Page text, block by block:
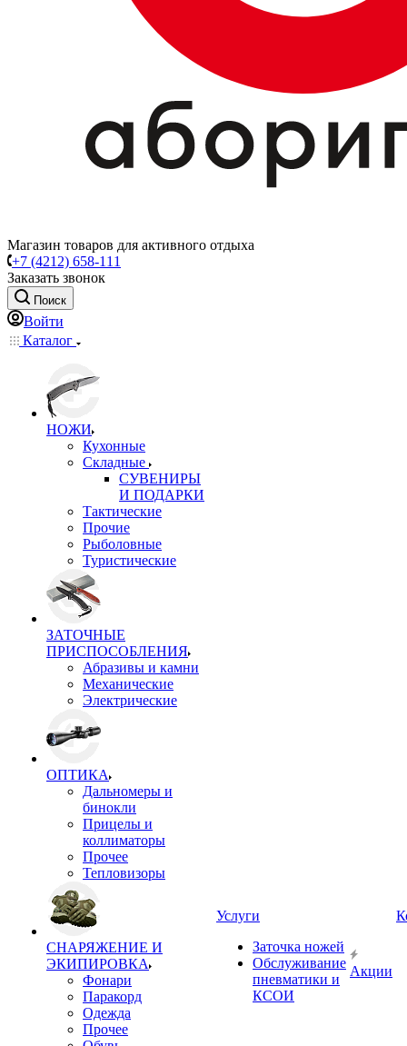
Магазин товаров для активного отдыха
+7 (4212) 658-111
Заказать звонок
Поиск
Войти
Каталог
НОЖИ
Кухонные
Складные
СУВЕНИРЫ
И ПОДАРКИ
Тактические
Прочие
Рыболовные
Туристические
ЗАТОЧНЫЕ
ПРИСПОСОБЛЕНИЯ
Абразивы и камни
Механические
Электрические
ОПТИКА
Дальномеры и
бинокли
Прицелы и
коллиматоры
Прочее
Тепловизоры
СНАРЯЖЕНИЕ И
ЭКИПИРОВКА
Фонари
Паракорд
Одежда
Прочее
Услуги
Заточка ножей
Обслуживание
пневматики и
КСОИ
Акции